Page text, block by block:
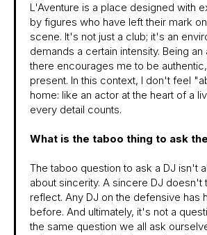
L'Aventure is a place designed with
by figures who have left their mark
scene. It's not just a club; it's an
demands a certain intensity. Being
there encourages me to be
present. In this context, I don't feel
home: like an actor at the heart of a
every detail counts.
What is the taboo thing to ask
The taboo question to ask a DJ isn't
about sincerity. A sincere DJ doesn't
reflect. Any DJ on the defensive has
before. And ultimately, it's not a
the same question we all ask